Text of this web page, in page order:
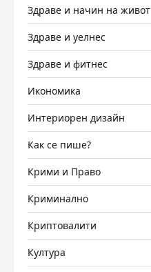
Здраве и начин на живот
Здраве и уелнес
Здраве и фитнес
Икономика
Интериорен дизайн
Как се пише?
Крими и Право
Криминално
Криптовалити
Култура